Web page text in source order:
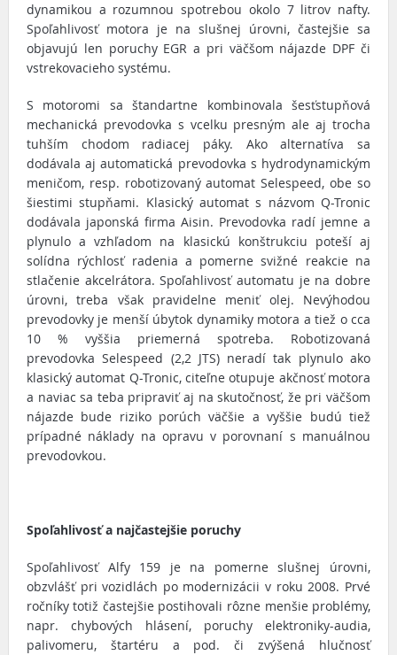
dynamikou a rozumnou spotrebou okolo 7 litrov nafty.
Spoľahlivosť motora je na slušnej úrovni, častejšie sa
objavujú len poruchy EGR a pri väčšom nájazde DPF či
vstrekovacieho systému.
S motoromi sa štandartne kombinovala šesťstupňová
mechanická prevodovka s vcelku presným ale aj trocha
tuhším chodom radiacej páky. Ako alternatíva sa
dodávala aj automatická prevodovka s hydrodynamickým
meničom, resp. robotizovaný automat Selespeed, obe so
šiestimi stupňami. Klasický automat s názvom Q-Tronic
dodávala japonská firma Aisin. Prevodovka radí jemne a
plynulo a vzhľadom na klasickú konštrukciu poteší aj
solídna rýchlosť radenia a pomerne svižné reakcie na
stlačenie akcelrátora. Spoľahlivosť automatu je na dobre
úrovni, treba však pravidelne meniť olej. Nevýhodou
prevodovky je menší úbytok dynamiky motora a tiež o cca
10 % vyššia priemerná spotreba. Robotizovaná
prevodovka Selespeed (2,2 JTS) neradí tak plynulo ako
klasický automat Q-Tronic, citeľne otupuje akčnosť motora
a naviac sa teba pripraviť aj na skutočnosť, že pri väčšom
nájazde bude riziko porúch väčšie a vyššie budú tiež
prípadné náklady na opravu v porovnaní s manuálnou
prevodovkou.
Spoľahlivosť a najčastejšie poruchy
Spoľahlivosť Alfy 159 je na pomerne slušnej úrovni,
obzvlášť pri vozidlách po modernizácii v roku 2008. Prvé
ročníky totiž častejšie postihovali rôzne menšie problémy,
napr. chybových hlásení, poruchy elektroniky-audia,
palivomeru, štartéru a pod. či zvýšená hlučnosť